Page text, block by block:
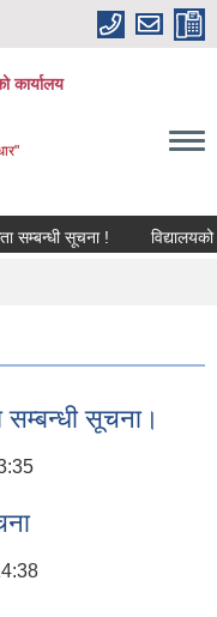
कार्यालय
सूचना ! विद्यालयको
सम्बन्धी सूचना।